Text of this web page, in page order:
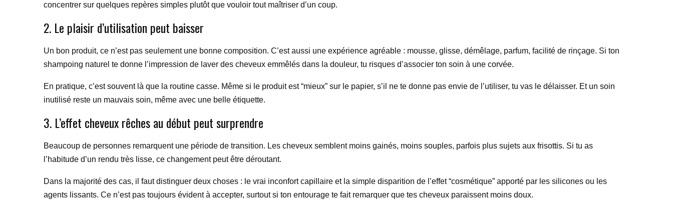
concentrer sur quelques repères simples plutôt que vouloir tout maîtriser d’un coup.
2. Le plaisir d’utilisation peut baisser
Un bon produit, ce n’est pas seulement une bonne composition. C’est aussi une expérience agréable : mousse, glisse, démêlage, parfum, facilité de rinçage. Si ton
shampoing naturel te donne l’impression de laver des cheveux emmêlés dans la douleur, tu risques d’associer ton soin à une corvée.
En pratique, c’est souvent là que la routine casse. Même si le produit est “mieux” sur le papier, s’il ne te donne pas envie de l’utiliser, tu vas le délaisser. Et un soin
inutilisé reste un mauvais soin, même avec une belle étiquette.
3. L’effet cheveux rêches au début peut surprendre
Beaucoup de personnes remarquent une période de transition. Les cheveux semblent moins gainés, moins souples, parfois plus sujets aux frisottis. Si tu as
l’habitude d’un rendu très lisse, ce changement peut être déroutant.
Dans la majorité des cas, il faut distinguer deux choses : le vrai inconfort capillaire et la simple disparition de l’effet “cosmétique” apporté par les silicones ou les
agents lissants. Ce n’est pas toujours évident à accepter, surtout si ton entourage te fait remarquer que tes cheveux paraissent moins doux.